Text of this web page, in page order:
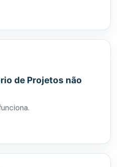
de Projetos não